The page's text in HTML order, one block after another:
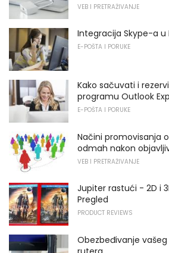
VEB I PRETRAŽIVANJE
Integracija Skype-a u
E-POŠTA I PORUKE
Kako sačuvati i
programu Outlook
E-POŠTA I PORUKE
Načini promovisanja
odmah nakon
VEB I PRETRAŽIVANJE
Jupiter rastući - 2D i
Pregled
PRODUCT REVIEWS
Obezbeđivanje